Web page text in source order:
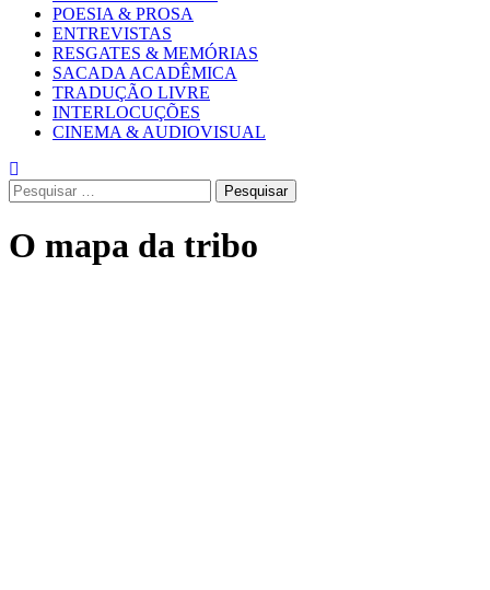
POESIA & PROSA
ENTREVISTAS
RESGATES & MEMÓRIAS
SACADA ACADÊMICA
TRADUÇÃO LIVRE
INTERLOCUÇÕES
CINEMA & AUDIOVISUAL
Pesquisar
por:
O mapa da tribo